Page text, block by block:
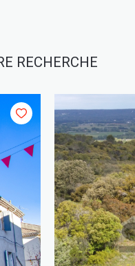
RECHERCHE